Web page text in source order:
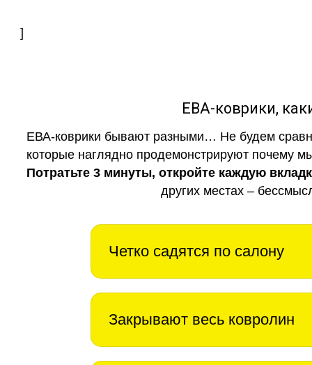
]
ЕВА-коврики,
ЕВА-коврики бывают разными… Не будем
которые наглядно продемонстрируют почему
Потратьте 3 минуты, откройте каждую
других местах –
Четко садятся по салону
Закрывают весь ковролин